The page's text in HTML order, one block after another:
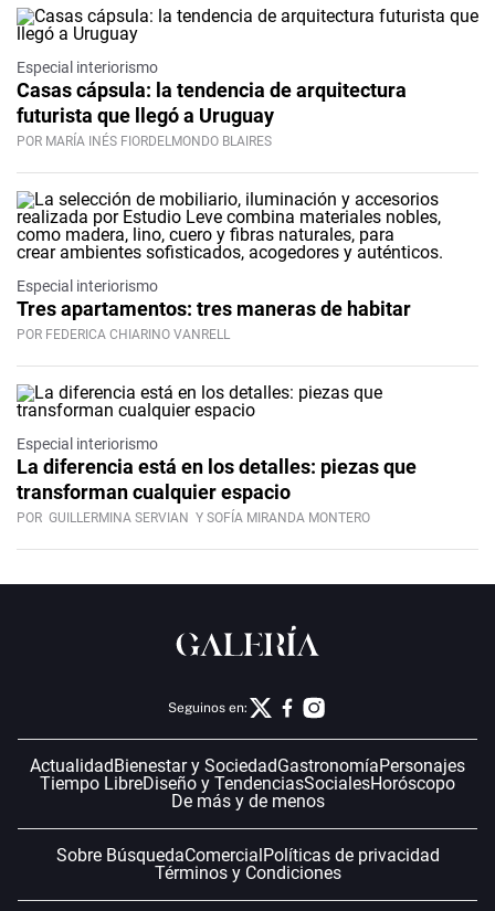
Especial interiorismo
Casas cápsula: la tendencia de arquitectura
futurista que llegó a Uruguay
POR MARÍA INÉS FIORDELMONDO BLAIRES
Especial interiorismo
Tres apartamentos: tres maneras de habitar
POR FEDERICA CHIARINO VANRELL
Especial interiorismo
La diferencia está en los detalles: piezas que
transforman cualquier espacio
POR GUILLERMINA SERVIAN Y SOFÍA MIRANDA MONTERO
Seguinos en:
Actualidad Bienestar y SociedadGastronomíaPersonajes
Tiempo LibreDiseño y TendenciasSocialesHoróscopo
De más y de menos
Sobre BúsquedaComercial Políticas de privacidad
Términos y Condiciones